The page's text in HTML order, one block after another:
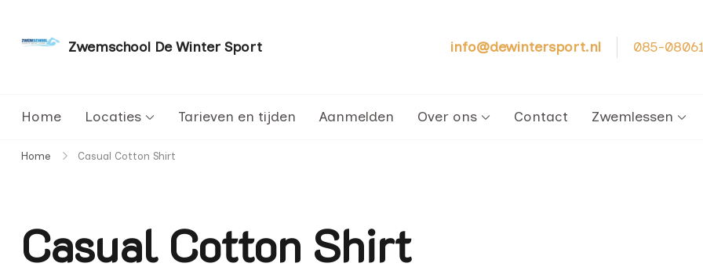
Zwemschool De Winter Sport info@dewintersport.nl 085-
Home Locaties Tarieven en tijden Aanmelden Over ons Contact Zwemlessen
Home Casual Cotton Shirt
Casual Cotton Shirt